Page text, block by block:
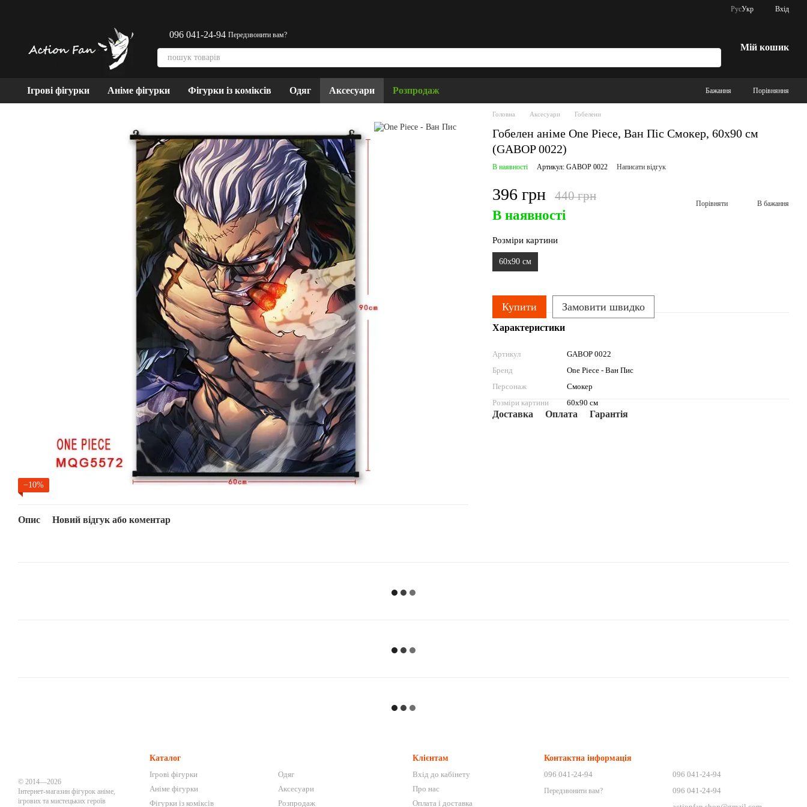
РусУкр Вхід
096 041-24-94 Передзвонити вам?
Мій кошик
Ігрові фігурки Аніме фігурки Фігурки із коміксів Одяг Аксесуари Розпродаж Бажання Порівняння
−10%
Опис Новий відгук або коментар
Головна Аксесуари Гобелени
Гобелен аніме One Piece, Ван Піс Смокер, 60х90 см
(GABOP 0022)
В наявності Артикул: GABOP 0022 Написати відгук
396 грн 440 грн
В наявності
Порівняти В бажання
Розміри картини
60х90 см
Купити Замовити швидко
Характеристики
Артикул
GABOP 0022
Бренд
One Piece - Ван Пис
Персонаж
Смокер
Розміри картини
60х90 см
Доставка Оплата Гарантія
© 2014—2026
Інтернет-магазин фігурок аніме,
ігрових та мистецьких героїв
Каталог
Ігрові фігурки
Аніме фігурки
Фігурки із коміксів
Одяг
Аксесуари
Розпродаж
Клієнтам
Вхід до кабінету
Про нас
Оплата і доставка
Контактна інформація
096 041-24-94
Передзвонити вам?
096 041-24-94
096 041-24-94